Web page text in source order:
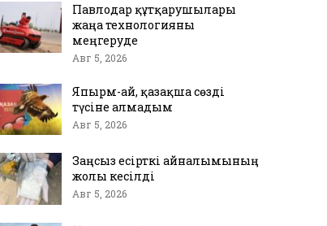
Павлодар құтқарушылары
жаңа технологияны
меңгеруде
Авг 5, 2026
Япырм-ай, қазақша сөзді
түсіне алмадым
Авг 5, 2026
Заңсыз есірткі айналымының
жолы кесілді
Авг 5, 2026